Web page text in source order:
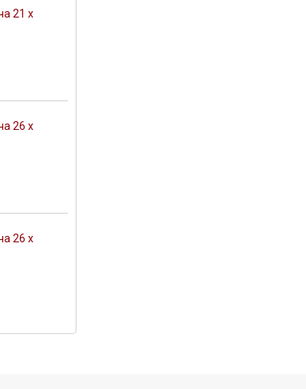
21 х
26 х
26 х